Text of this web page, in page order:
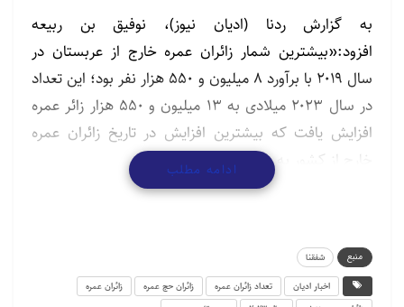
به گزارش ردنا (ادیان نیوز)، نوفیق بن ربیعه
افزود:«بیشترین شمار زائران عمره خارج از عربستان در
سال ۲۰۱۹ با برآورد ۸ میلیون و ۵۵۰ هزار نفر بود؛ این تعداد
در سال ۲۰۲۳ میلادی به ۱۳ میلیون و ۵۵۰ هزار زائر عمره
افزایش یافت که بیشترین افزایش در تاریخ زائران عمره
خارج از کشور به شمار می رود.»
حمایت از اسرائیل برای یهودیان جوان آمریکایی اهمیت
کمتری…
ادامه مطلب
منبع
شفقنا
اخبار ادیان
تعداد زائران عمره زائران حج عمره
زائران عمره